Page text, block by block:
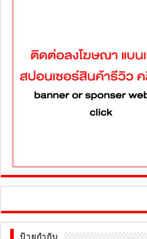
ป้ายกำกับ